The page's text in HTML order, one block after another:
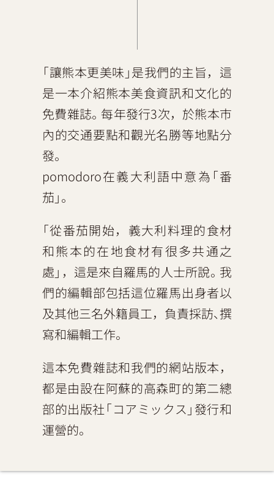
「讓熊本更美味」是我們的主旨，這
是一本介紹熊本美食資訊和文化的
免費雜誌。每年發行3次，於熊本市
內的交通要點和觀光名勝等地點分
發。
pomodoro在義大利語中意為「番
茄」。
「從番茄開始，義大利料理的食材
和熊本的在地食材有很多共通之
處」，這是來自羅馬的人士所說。我
們的編輯部包括這位羅馬出身者以
及其他三名外籍員工，負責採訪、撰
寫和編輯工作。
這本免費雜誌和我們的網站版本，
都是由設在阿蘇的高森町的第二總
部的出版社「コアミックス」發行和
運營的。